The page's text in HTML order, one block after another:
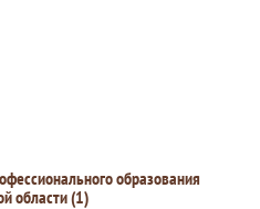
образования
области (1)